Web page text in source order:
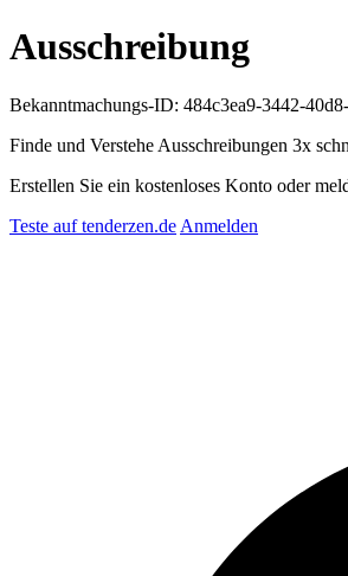
Ausschreibung
Bekanntmachungs-ID: 484c3ea9-3442-
Finde und Verstehe Ausschreibungen 3x
Erstellen Sie ein kostenloses Konto oder
Teste auf tenderzen.de Anmelden